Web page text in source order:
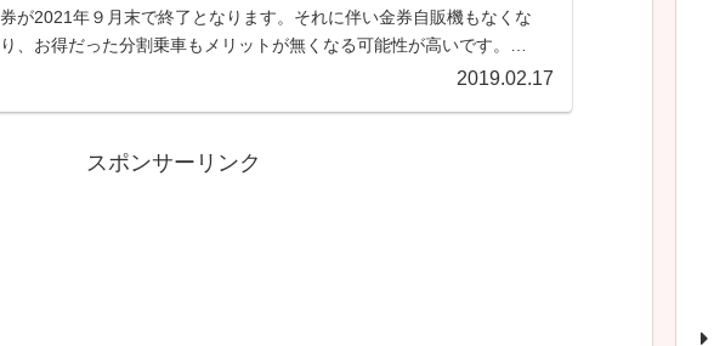
券が2021年９月末で終了となります。それに伴い金券自販機もなくな
り、お得だった分割乗車もメリットが無くなる可能性が高いです。
2019.02.17
スポンサーリンク